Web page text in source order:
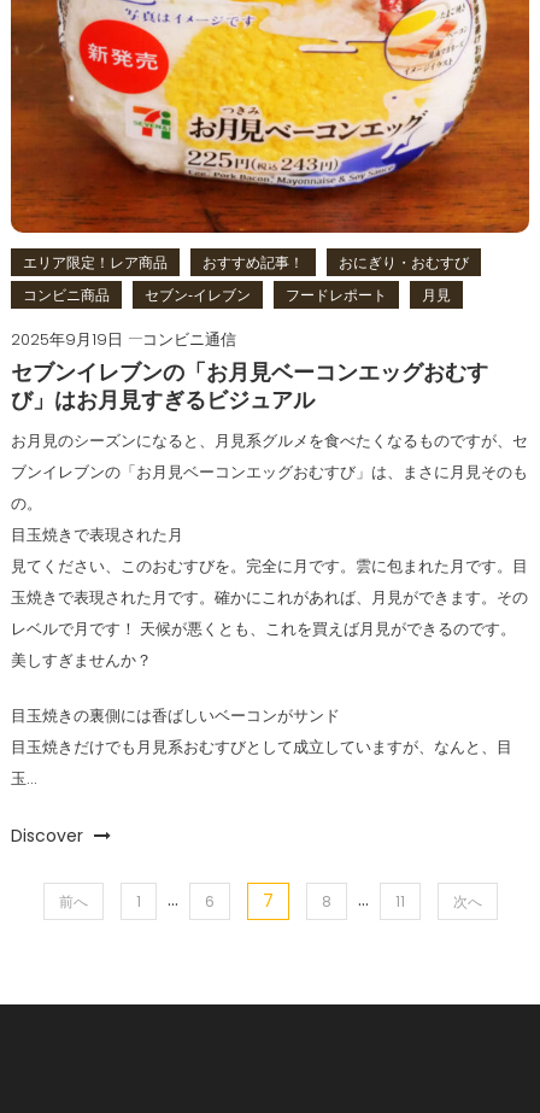
エリア限定！レア商品 おすすめ記事！
おにぎり・おむすび
コンビニ商品
セブン‐イレブン フードレポート 月見
2025年9月19日
コンビニ通信
セブンイレブンの「お月見ベーコンエッグおむす
び」はお月見すぎるビジュアル
お月見のシーズンになると、月見系グルメを食べたくなるものですが、セ
ブンイレブンの「お月見ベーコンエッグおむすび」は、まさに月見そのも
の。
目玉焼きで表現された月
見てください、このおむすびを。完全に月です。雲に包まれた月です。目
玉焼きで表現された月です。確かにこれがあれば、月見ができます。その
レベルで月です！ 天候が悪くとも、これを買えば月見ができるのです。
美しすぎませんか？
目玉焼きの裏側には香ばしいベーコンがサンド
目玉焼きだけでも月見系おむすびとして成立していますが、なんと、目
玉…
Discover
の
前へ 1 … 6 7 8 … 11 次へ